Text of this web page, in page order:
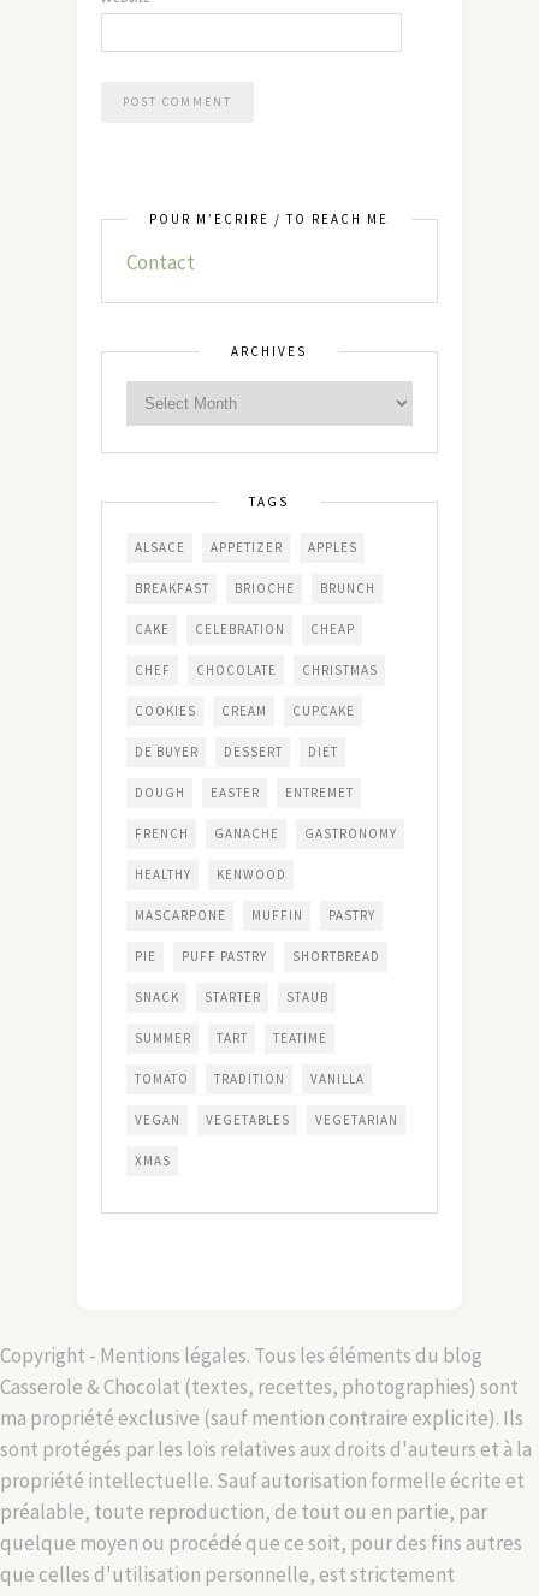
POUR M’ÉCRIRE / TO REACH ME
Contact
ARCHIVES
TAGS
ALSACE APPETIZER APPLES
BREAKFAST BRIOCHE BRUNCH
CAKE CELEBRATION CHEAP
CHEF CHOCOLATE CHRISTMAS
COOKIES CREAM CUPCAKE
DE BUYER DESSERT DIET
DOUGH EASTER ENTREMET
FRENCH GANACHE GASTRONOMY
HEALTHY KENWOOD
MASCARPONE MUFFIN PASTRY
PIE PUFF PASTRY SHORTBREAD
SNACK STARTER STAUB
SUMMER TART TEATIME
TOMATO TRADITION VANILLA
VEGAN VEGETABLES VEGETARIAN
XMAS
Copyright - Mentions légales. Tous les éléments du blog
Casserole & Chocolat (textes, recettes, photographies) sont
ma propriété exclusive (sauf mention contraire explicite). Ils
sont protégés par les lois relatives aux droits d'auteurs et à la
propriété intellectuelle. Sauf autorisation formelle écrite et
préalable, toute reproduction, de tout ou en partie, par
quelque moyen ou procédé que ce soit, pour des fins autres
que celles d'utilisation personnelle, est strictement